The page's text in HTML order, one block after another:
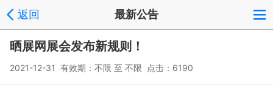
返回 最新公告
晒展网展会发布新规则！
2021-12-31 有效期：不限 至 不限 点击：6190